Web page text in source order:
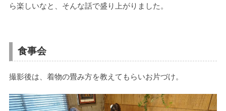
ら楽しいなと、そんな話で盛り上がりました。
食事会
撮影後は、着物の畳み方を教えてもらいお片づけ。